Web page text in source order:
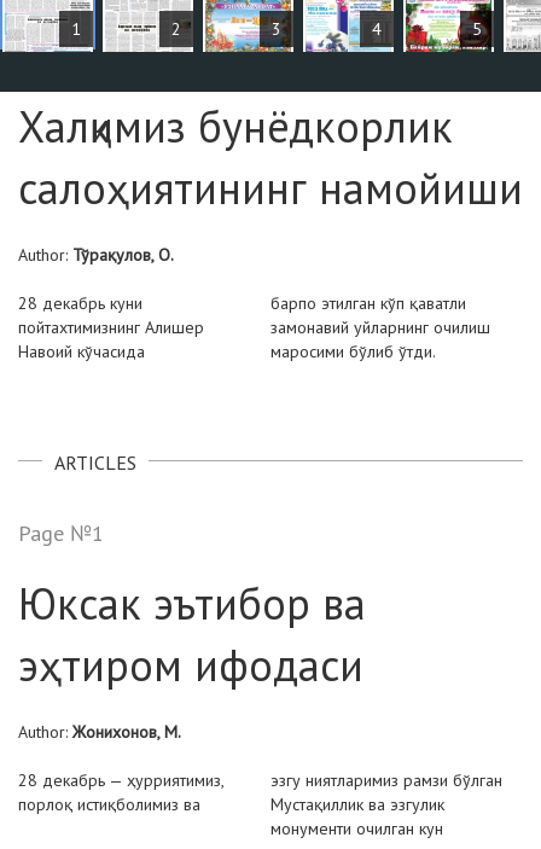
1 2 3 4 5
Page №1
Халқимиз бунёдкорлик
салоҳиятининг намойиши
Author: Тўрақулов, О.
28 декабрь куни
пойтахтимизнинг Алишер
Навоий кўчасида
барпо этилган кўп қаватли
замонавий уйларнинг очилиш
маросими бўлиб ўтди.
ARTICLES
Page №1
Юксак эътибор ва
эҳтиром ифодаси
Author:Жонихонов, М.
28 декабрь — ҳурриятимиз,
порлоқ истиқболимиз ва
эзгу ниятларимиз рамзи бўлган
Мустақиллик ва эзгулик
монументи очилган кун